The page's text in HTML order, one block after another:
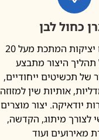
כחול לבן
יצרן בתחום יציקות המתכת מעל 20
תהליך היצור מתבצע
של תכשיטים ייחודיים,
אותיות שין למזוזה
יודאיקה. יצור מוצרים
לצורך מיתוג, הקדשה,
מאירועים ועוד